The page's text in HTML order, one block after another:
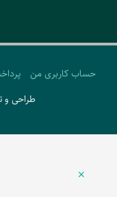
حساب کاربری من
طراحی و